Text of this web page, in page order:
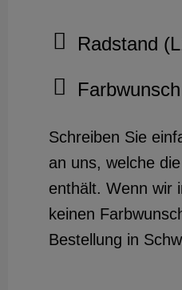
Radstand
Schreiben Sie
an uns, welche
enthält. Wenn wir
keinen
Bestellung in